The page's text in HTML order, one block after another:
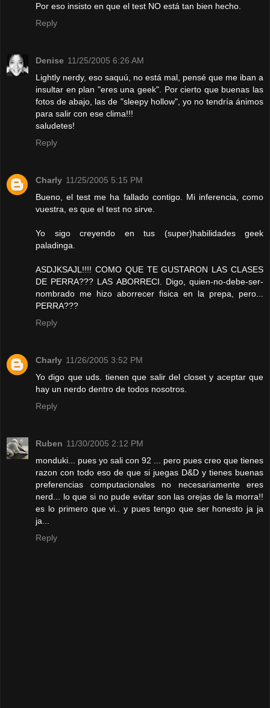
Por eso insisto en que el test NO está tan bien hecho.
Reply
Denise 11/25/2005 6:26 AM
Lightly nerdy, eso saquú, no está mal, pensé que me iban a
insultar en plan "eres una geek". Por cierto que buenas las
fotos de abajo, las de "sleepy hollow", yo no tendría ánimos
para salir con ese clima!!!
saludetes!
Reply
Charly 11/25/2005 5:15 PM
Bueno, el test me ha fallado contigo. Mi inferencia, como
vuestra, es que el test no sirve.
Yo sigo creyendo en tus (super)habilidades geek
paladinga.
ASDJKSAJL!!!! COMO QUE TE GUSTARON LAS CLASES
DE PERRA??? LAS ABORRECI. Digo, quien-no-debe-ser-
nombrado me hizo aborrecer fisica en la prepa, pero...
PERRA???
Reply
Charly 11/26/2005 3:52 PM
Yo digo que uds. tienen que salir del closet y aceptar que
hay un nerdo dentro de todos nosotros.
Reply
Ruben 11/30/2005 2:12 PM
monduki... pues yo sali con 92 ... pero pues creo que tienes
razon con todo eso de que si juegas D&D y tienes buenas
preferencias computacionales no necesariamente eres
nerd... lo que si no pude evitar son las orejas de la morra!!
es lo primero que vi.. y pues tengo que ser honesto ja ja
ja...
Reply